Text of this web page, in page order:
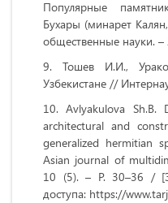
Популярные
Бухары (минарет
общественные науки.
Тошев И.И.,
Узбекистане //
Avlyakulova
architectural and
generalized hermitian
Asian journal of
10 (5). – P. 30–36 /
доступа: https://